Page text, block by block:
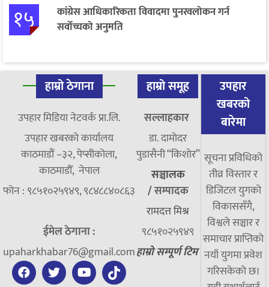
१५
कांग्रेस आधिकारिकता विवादमा पुनरवलोकन गर्न
सर्वोच्चको अनुमति
हाम्रो ठेगाना
उपहार मिडिया नेटवर्क प्रा.लि.
उपहार खबरको कार्यालय
काठमाडौं –३२, पेप्सीकोला,
काठमाडौँ, नेपाल
फोन : ९८५१०२५९४९, ९८४८८४०८६३
ईमेल ठेगाना :
upaharkhabar76@gmail.com
हाम्रो समूह
सल्लाहकार
डा. दामाेदर
पुडासैनी “किशाेर”
सञ्चालक
/सम्पादक
रामदत्त मिश्र
९८५१०२५९४९
हाम्रो सम्पूर्ण टिम
उपहार
खबरको
बारेमा
सूचना प्रविधिको
तीव्र विस्तार र
डिजिटल युगको
विकाससँगै,
विश्वले सञ्चार र
समाचार प्राप्तिको
नयाँ युगमा प्रवेश
गरिसकेको छ।